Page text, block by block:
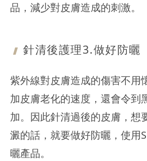
品，減少對皮膚造成的刺激。
針清後護理3.做好防曬
紫外線對皮膚造成的傷害不用
加皮膚老化的速度，還會令到
加。因此針清過後的皮膚，想
澱的話，就要做好防曬，使用
曬產品。